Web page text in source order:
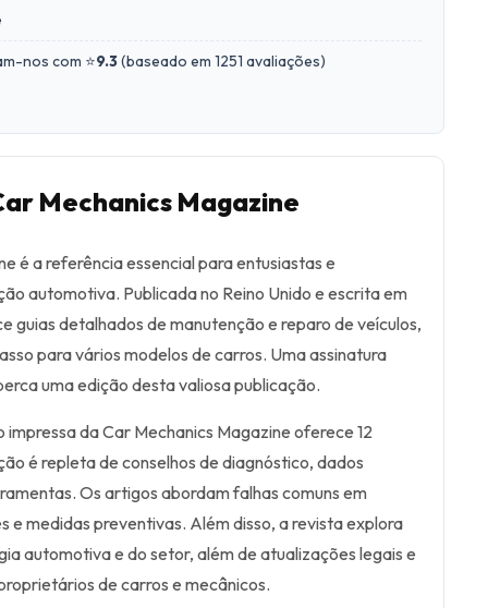
nos com ⭐9.3(baseado em 1251 avaliações)
Mechanics Magazine
é a referência essencial para entusiastas e
automotiva. Publicada no Reino Unido e escrita em
guias detalhados de manutenção e reparo de veículos,
para vários modelos de carros. Uma assinatura
uma edição desta valiosa publicação.
da Car Mechanics Magazine oferece 12
é repleta de conselhos de diagnóstico, dados
Os artigos abordam falhas comuns em
e medidas preventivas. Além disso, a revista explora
automotiva e do setor, além de atualizações legais e
de carros e mecânicos.